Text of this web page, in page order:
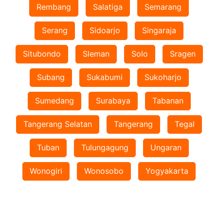
Rembang Salatiga Semarang
Serang Sidoarjo Singaraja
Situbondo Sleman Solo Sragen
Subang Sukabumi Sukoharjo
Sumedang Surabaya Tabanan
Tangerang Selatan Tangerang Tegal
Tuban Tulungagung Ungaran
Wonogiri Wonosobo Yogyakarta